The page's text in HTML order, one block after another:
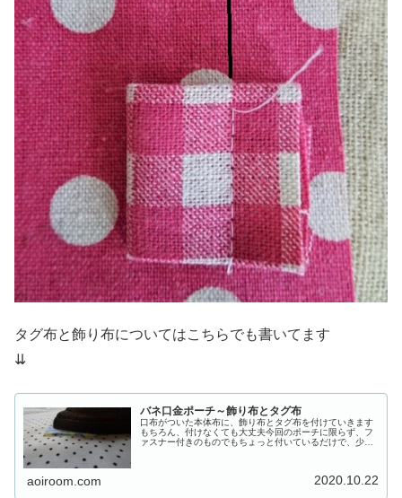
タグ布と飾り布についてはこちらでも書いてます
⇊
バネ口金ポーチ～飾り布とタグ布
口布がついた本体布に、飾り布とタグ布を付けていきます
もちろん、付けなくても大丈夫今回のポーチに限らず、フ
ァスナー付きのものでもちょっと付いているだけで、少し
aoiroom.com 2020.10.22